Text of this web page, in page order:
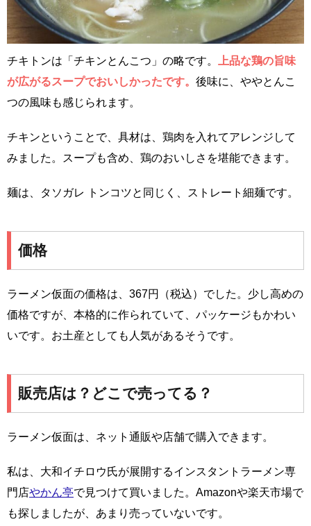
チキトンは「チキンとんこつ」の略です。
上品な鶏の旨味
が広がるスープでおいしかったです。 後味に、ややとんこ
つの風味も感じられます。
チキンということで、具材は、鶏肉を入れてアレンジして
みました。スープも含め、鶏のおいしさを堪能できます。
麺は、タソガレ トンコツと同じく、ストレート細麺です。
価格
ラーメン仮面の価格は、367円（税込）でした。少し高めの
価格ですが、本格的に作られていて、パッケージもかわい
いです。お土産としても人気があるそうです。
販売店は？どこで売ってる？
ラーメン仮面は、ネット通販や店舗で購入できます。
私は、大和イチロウ氏が展開するインスタントラーメン専
門店やかん亭で見つけて買いました。Amazonや楽天市場で
も探しましたが、あまり売っていないです。